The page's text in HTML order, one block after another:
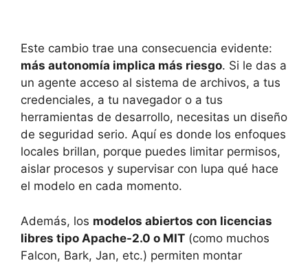
Este cambio trae una consecuencia evidente:
más autonomía implica más riesgo. Si le das a
un agente acceso al sistema de archivos, a tus
credenciales, a tu navegador o a tus
herramientas de desarrollo, necesitas un diseño
de seguridad serio. Aquí es donde los enfoques
locales brillan, porque puedes limitar permisos,
aislar procesos y supervisar con lupa qué hace
el modelo en cada momento.
Además, los modelos abiertos con licencias
libres tipo Apache-2.0 o MIT (como muchos
Falcon, Bark, Jan, etc.) permiten montar